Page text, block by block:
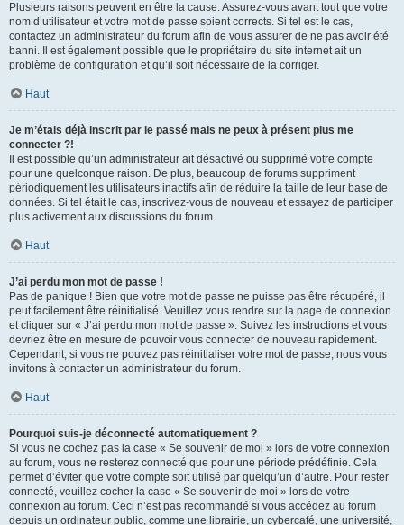
Plusieurs raisons peuvent en être la cause. Assurez-vous avant tout que votre
nom d’utilisateur et votre mot de passe soient corrects. Si tel est le cas,
contactez un administrateur du forum afin de vous assurer de ne pas avoir été
banni. Il est également possible que le propriétaire du site internet ait un
problème de configuration et qu’il soit nécessaire de la corriger.
Haut
Je m’étais déjà inscrit par le passé mais ne peux à présent plus me
connecter ?!
Il est possible qu’un administrateur ait désactivé ou supprimé votre compte
pour une quelconque raison. De plus, beaucoup de forums suppriment
périodiquement les utilisateurs inactifs afin de réduire la taille de leur base de
données. Si tel était le cas, inscrivez-vous de nouveau et essayez de participer
plus activement aux discussions du forum.
Haut
J’ai perdu mon mot de passe !
Pas de panique ! Bien que votre mot de passe ne puisse pas être récupéré, il
peut facilement être réinitialisé. Veuillez vous rendre sur la page de connexion
et cliquer sur « J’ai perdu mon mot de passe ». Suivez les instructions et vous
devriez être en mesure de pouvoir vous connecter de nouveau rapidement.
Cependant, si vous ne pouvez pas réinitialiser votre mot de passe, nous vous
invitons à contacter un administrateur du forum.
Haut
Pourquoi suis-je déconnecté automatiquement ?
Si vous ne cochez pas la case « Se souvenir de moi » lors de votre connexion
au forum, vous ne resterez connecté que pour une période prédéfinie. Cela
permet d’éviter que votre compte soit utilisé par quelqu’un d’autre. Pour rester
connecté, veuillez cocher la case « Se souvenir de moi » lors de votre
connexion au forum. Ceci n’est pas recommandé si vous accédez au forum
depuis un ordinateur public, comme une librairie, un cybercafé, une université,